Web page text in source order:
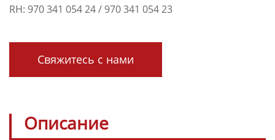
RH: 970 341 054 24 / 970 341 054 23
Свяжитесь с нами
Описание